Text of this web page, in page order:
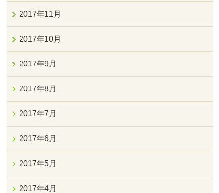
2017年11月
2017年10月
2017年9月
2017年8月
2017年7月
2017年6月
2017年5月
2017年4月